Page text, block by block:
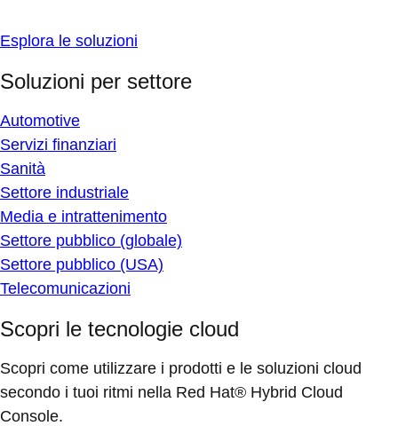
Esplora le soluzioni
Soluzioni per settore
Automotive
Servizi finanziari
Sanità
Settore industriale
Media e intrattenimento
Settore pubblico (globale)
Settore pubblico (USA)
Telecomunicazioni
Scopri le tecnologie cloud
Scopri come utilizzare i prodotti e le soluzioni cloud
secondo i tuoi ritmi nella Red Hat® Hybrid Cloud
Console.